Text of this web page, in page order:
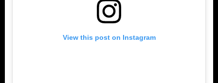
View this post on Instagram